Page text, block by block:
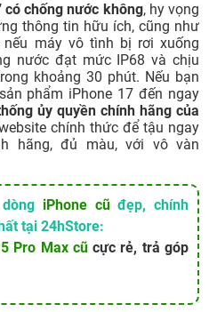
có chống nước không, hy vọng
thông tin hữu ích, cũng như
máy vô tình bị rơi xuống
nước đạt mức IP68 và chịu
khoảng 30 phút. Nếu bạn
phẩm iPhone 17 đến ngay
ủy quyền chính hãng của
chính thức để tậu ngay
hãng, đủ màu, với vô vàn
iPhone cũđẹp, chính
tại 24hStore:
Pro Max cũcực rẻ, trả góp